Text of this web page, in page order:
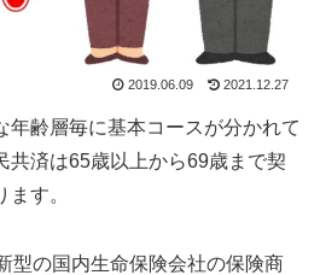
2019.06.09 2021.12.27
年齢層毎に基本コースが分かれて
共済は65歳以上から69歳まで契
す。
型の国内生命保険会社の保険商